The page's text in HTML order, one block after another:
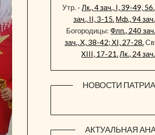
Утр. - Лк., 4 зач., I, 39-49, 56.
зач., II, 3-15. Мф., 94
Богородицы:Флп., 240
зач., X, 38-42; XI, 27-28.
XIII, 17-21.Лк., 24
НОВОСТИ
АКТУАЛЬНАЯ